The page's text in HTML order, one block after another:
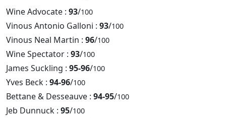
Wine Advocate : 93/100
Vinous Antonio Galloni : 93/100
Vinous Neal Martin : 96/100
Wine Spectator : 93/100
James Suckling : 95-96/100
Yves Beck : 94-96/100
Bettane & Desseauve : 94-95/100
Jeb Dunnuck : 95/100